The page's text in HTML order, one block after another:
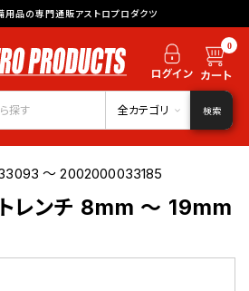
用品の専門通販アストロプロダクツ
0
全カテゴリ 検索
～ 2002000033185
レンチ 8mm ～ 19mm